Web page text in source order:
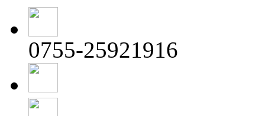
0755-25921916